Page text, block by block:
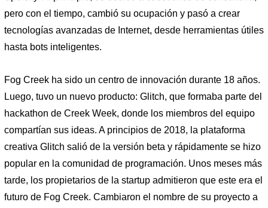
pero con el tiempo, cambió su ocupación y pasó a crear
tecnologías avanzadas de Internet, desde herramientas útiles
hasta bots inteligentes.
Fog Creek ha sido un centro de innovación durante 18 años.
Luego, tuvo un nuevo producto: Glitch, que formaba parte del
hackathon de Creek Week, donde los miembros del equipo
compartían sus ideas. A principios de 2018, la plataforma
creativa Glitch salió de la versión beta y rápidamente se hizo
popular en la comunidad de programación. Unos meses más
tarde, los propietarios de la startup admitieron que este era el
futuro de Fog Creek. Cambiaron el nombre de su proyecto a